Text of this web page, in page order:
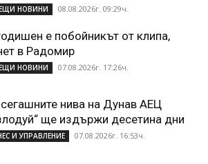
НОВИНИ 08.08.2026г. 09:29ч.
е побойникът от клипа,
в Радомир
НОВИНИ 07.08.2026г. 17:26ч.
нива на Дунав АЕЦ
ще издържи десетина дни
И УПРАВЛЕНИЕ 07.08.2026г. 16:53ч.